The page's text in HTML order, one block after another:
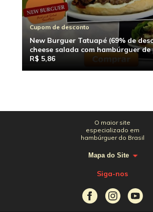
Cupom de desconto
New Burguer Tatuapé (69% de
cheese salada com hambúrguer
R$ 5,86
O maior site
especializado em
hambúrguer do Brasil
Mapa do Site
Siga-nos